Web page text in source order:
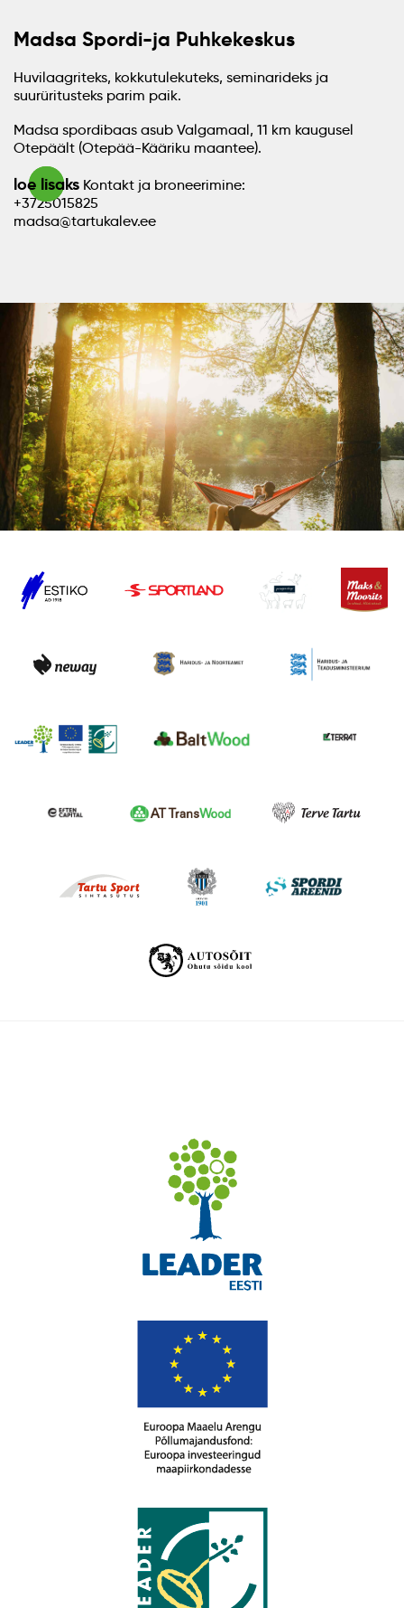
Madsa Spordi-ja Puhkekeskus
Huvilaagriteks, kokkutulekuteks, seminarideks ja
suurüritusteks parim paik.
Madsa spordibaas asub Valgamaal, 11 km kaugusel
Otepäält (Otepää-Kääriku maantee).
loe lisaks Kontakt ja broneerimine:
+3725015825
madsa@tartukalev.ee